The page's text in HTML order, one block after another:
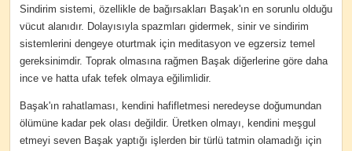
Sindirim sistemi, özellikle de bağırsakları Başak'ın en sorunlu olduğu
vücut alanıdır. Dolayısıyla spazmları gidermek, sinir ve sindirim
sistemlerini dengeye oturtmak için meditasyon ve egzersiz temel
gereksinimdir. Toprak olmasına rağmen Başak diğerlerine göre daha
ince ve hatta ufak tefek olmaya eğilimlidir.
Başak'ın rahatlaması, kendini hafifletmesi neredeyse doğumundan
ölümüne kadar pek olası değildir. Üretken olmayı, kendini meşgul
etmeyi seven Başak yaptığı işlerden bir türlü tatmin olamadığı için